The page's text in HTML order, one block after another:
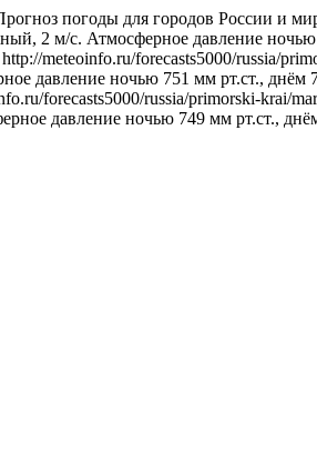
погоды для городов России и
2 м/с. Атмосферное давление
http://meteoinfo.ru/forecasts5000/russia/
давление ночью 751 мм рт.ст., днём
forecasts5000/russia/primorski-krai/
давление ночью 749 мм рт.ст.,